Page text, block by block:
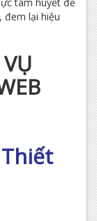
đem lại hiệu